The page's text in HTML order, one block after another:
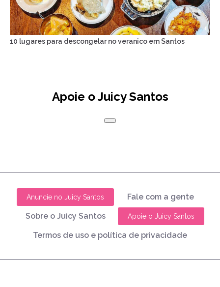
10 lugares para descongelar no veranico em Santos
Apoie o Juicy Santos
Anuncie no Juicy Santos Fale com a gente
Sobre o Juicy Santos Apoie o Juicy Santos
Termos de uso e política de privacidade